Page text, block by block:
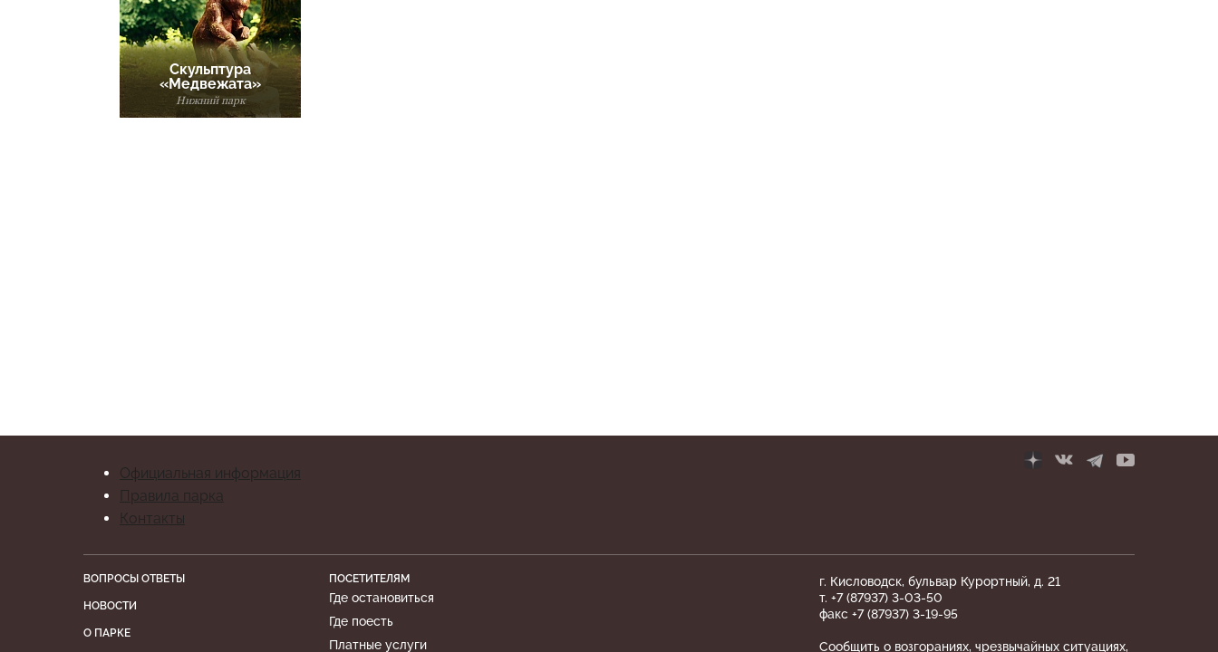
Скульптура
«Медвежата»
Нижний парк
Официальная информация
Правила парка
Контакты
ВОПРОСЫ ОТВЕТЫ
НОВОСТИ
О ПАРКЕ
ПОСЕТИТЕЛЯМ
Где остановиться
Где поесть
Платные услуги
г. Кисловодск, бульвар Курортный, д. 21
т. +7 (87937) 3-03-50
факс +7 (87937) 3-19-95
Сообщить о возгораниях, чрезвычайных ситуациях,